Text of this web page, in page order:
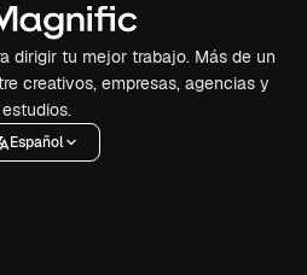
dirigir tu mejor trabajo. Más de un
creativos, empresas, agencias y
estudios.
Español